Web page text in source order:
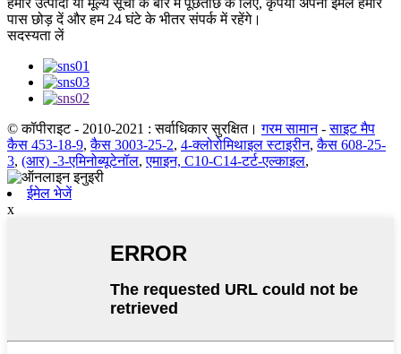
हमारे उत्पादों या मूल्य सूची के बारे में पूछताछ के लिए, कृपया अपना ईमेल हमारे
पास छोड़ दें और हम 24 घंटे के भीतर संपर्क में रहेंगे।
सदस्यता लें
© कॉपीराइट - 2010-2021 : सर्वाधिकार सुरक्षित। गरम सामान-साइट मैप
कैस 453-18-9,कैस 3003-25-2, 4-क्लोरोमिथाइल स्टाइरीन,कैस 608-25-
3, (आर) -3-एमिनोब्यूटेनॉल,एमाइन, C10-C14-टर्ट-एल्काइल,
ईमेल भेजें
x